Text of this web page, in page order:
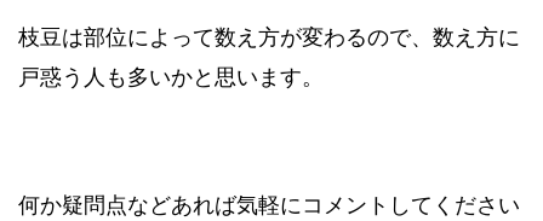
枝豆は部位によって数え方が変わるので、数え方に
戸惑う人も多いかと思います。
何か疑問点などあれば気軽にコメントしてください